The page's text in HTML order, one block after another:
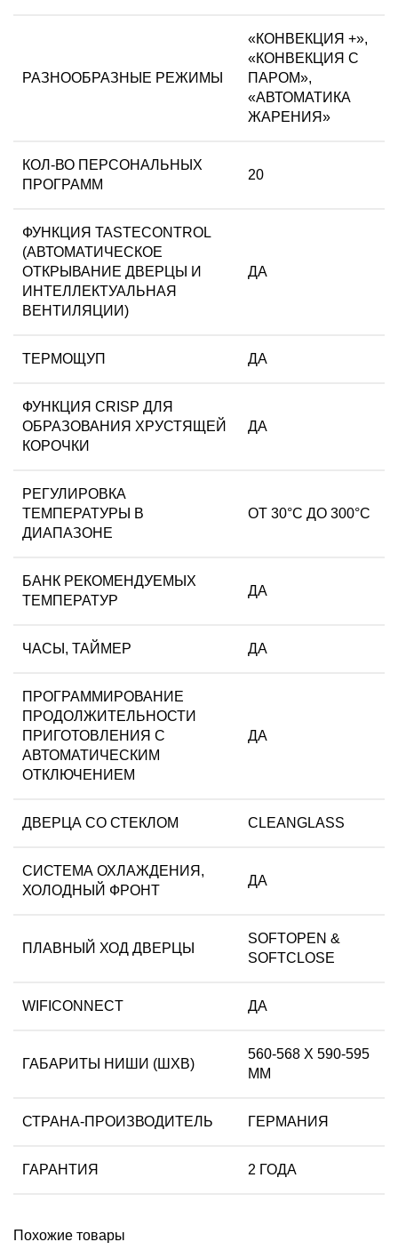
РАЗНООБРАЗНЫЕ РЕЖИМЫ
«КОНВЕКЦИЯ +»,
«КОНВЕКЦИЯ С
ПАРОМ»,
«АВТОМАТИКА
ЖАРЕНИЯ»
КОЛ-ВО ПЕРСОНАЛЬНЫХ
ПРОГРАММ
20
ФУНКЦИЯ TASTECONTROL
(АВТОМАТИЧЕСКОЕ
ОТКРЫВАНИЕ ДВЕРЦЫ И
ИНТЕЛЛЕКТУАЛЬНАЯ
ВЕНТИЛЯЦИИ)
ДА
ТЕРМОЩУП ДА
ФУНКЦИЯ CRISP ДЛЯ
ОБРАЗОВАНИЯ ХРУСТЯЩЕЙ
КОРОЧКИ
ДА
РЕГУЛИРОВКА
ТЕМПЕРАТУРЫ В
ДИАПАЗОНЕ
ОТ 30°С ДО 300°С
БАНК РЕКОМЕНДУЕМЫХ
ТЕМПЕРАТУР
ДА
ЧАСЫ, ТАЙМЕР ДА
ПРОГРАММИРОВАНИЕ
ПРОДОЛЖИТЕЛЬНОСТИ
ПРИГОТОВЛЕНИЯ С
АВТОМАТИЧЕСКИМ
ОТКЛЮЧЕНИЕМ
ДА
ДВЕРЦА СО СТЕКЛОМ CLEANGLASS
СИСТЕМА ОХЛАЖДЕНИЯ,
ХОЛОДНЫЙ ФРОНТ
ДА
ПЛАВНЫЙ ХОД ДВЕРЦЫ
SOFTOPEN &
SOFTCLOSE
WIFICONNECT ДА
ГАБАРИТЫ НИШИ (ШХВ)
560-568 Х 590-595
ММ
СТРАНА-ПРОИЗВОДИТЕЛЬ ГЕРМАНИЯ
ГАРАНТИЯ 2 ГОДА
Похожие товары